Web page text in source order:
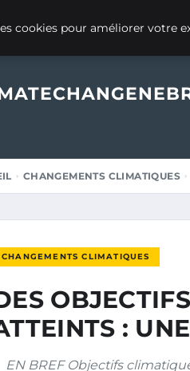
CHANGEMENTS CLIMATIQUES
CHANGEMENTS CLIMATIQUES
:
EN BREF Objectifs
cookies pour améliorer votre